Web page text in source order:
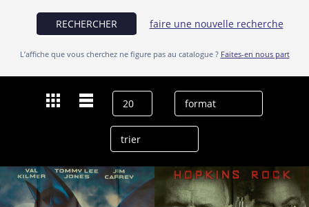
RECHERCHER faire une nouvelle recherche
L’affiche que vous cherchez ne figure pas au catalogue ? Faites-en nous part